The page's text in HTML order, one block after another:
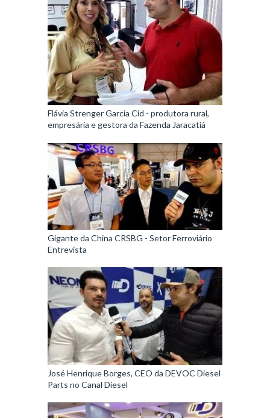
Flávia Strenger Garcia Cid - produtora rural,
empresária e gestora da Fazenda Jaracatiá
Gigante da China CRSBG - Setor Ferroviário
Entrevista
José Henrique Borges, CEO da DEVOC Diesel
Parts no Canal Diesel